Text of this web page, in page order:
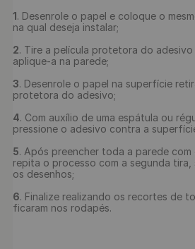
1. Desenrole o papel e coloque o
na qual deseja instalar;
2. Tire a película protetora do
aplique-a na parede;
3. Desenrole o papel na superfície
protetora do adesivo;
4. Com auxílio de uma espátula ou
pressione o adesivo contra a
5. Após preencher toda a parede com
repita o processo com a segunda
os desenhos;
6. Finalize realizando os recortes de
ficaram nos rodapés.